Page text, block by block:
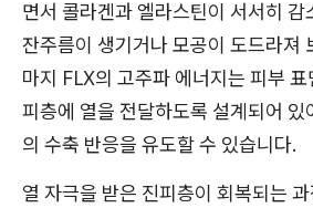
면서 콜라겐과 엘라스틴이 서서히
잔주름이 생기거나 모공이 도드라져
마지 FLX의 고주파 에너지는 피부
피층에 열을 전달하도록 설계되어 있
의 수축 반응을 유도할 수 있습니다.
열 자극을 받은 진피층이 회복되는